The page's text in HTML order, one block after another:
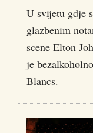
U svijetu gdje
glazbenim
scene Elton
je
Blancs.